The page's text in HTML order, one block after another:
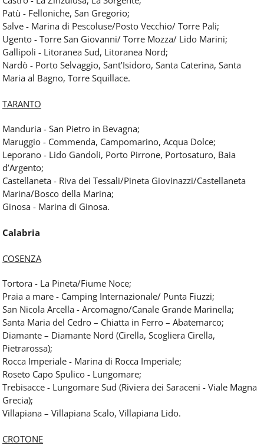
Patù - Felloniche, San Gregorio;
Salve - Marina di Pescoluse/Posto Vecchio/ Torre Pali;
Ugento - Torre San Giovanni/ Torre Mozza/ Lido Marini;
Gallipoli - Litoranea Sud, Litoranea Nord;
Nardò - Porto Selvaggio, Sant’Isidoro, Santa Caterina, Santa
Maria al Bagno, Torre Squillace.
TARANTO
Manduria - San Pietro in Bevagna;
Maruggio - Commenda, Campomarino, Acqua Dolce;
Leporano - Lido Gandoli, Porto Pirrone, Portosaturo, Baia
d’Argento;
Castellaneta - Riva dei Tessali/Pineta Giovinazzi/Castellaneta
Marina/Bosco della Marina;
Ginosa - Marina di Ginosa.
Calabria
COSENZA
Tortora - La Pineta/Fiume Noce;
Praia a mare - Camping Internazionale/ Punta Fiuzzi;
San Nicola Arcella - Arcomagno/Canale Grande Marinella;
Santa Maria del Cedro – Chiatta in Ferro – Abatemarco;
Diamante – Diamante Nord (Cirella, Scogliera Cirella,
Pietrarossa);
Rocca Imperiale - Marina di Rocca Imperiale;
Roseto Capo Spulico - Lungomare;
Trebisacce - Lungomare Sud (Riviera dei Saraceni - Viale Magna
Grecia);
Villapiana – Villapiana Scalo, Villapiana Lido.
CROTONE